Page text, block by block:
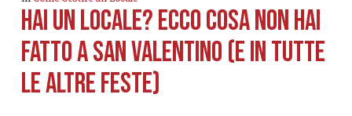
HAI UN LOCALE? ECCO COSA NON HAI
FATTO A SAN VALENTINO (E IN TUTTE
LE ALTRE FESTE)